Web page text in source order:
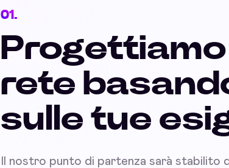
01.
rete
sulle tue
Il nostro punto di partenza sarà stabilito